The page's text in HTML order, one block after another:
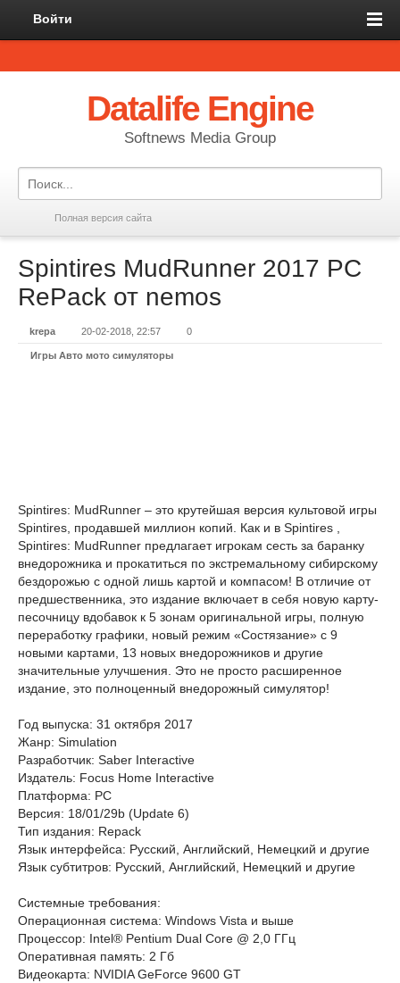
Войти
Datalife Engine
Softnews Media Group
Полная версия сайта
Spintires MudRunner 2017 PC
RePack от nemos
krepa 20-02-2018, 22:57 0
Игры Авто мото симуляторы
Spintires: MudRunner – это крутейшая версия культовой игры
Spintires, продавшей миллион копий. Как и в Spintires ,
Spintires: MudRunner предлагает игрокам сесть за баранку
внедорожника и прокатиться по экстремальному сибирскому
бездорожью с одной лишь картой и компасом! В отличие от
предшественника, это издание включает в себя новую карту-
песочницу вдобавок к 5 зонам оригинальной игры, полную
переработку графики, новый режим «Состязание» с 9
новыми картами, 13 новых внедорожников и другие
значительные улучшения. Это не просто расширенное
издание, это полноценный внедорожный симулятор!
Год выпуска: 31 октября 2017
Жанр: Simulation
Разработчик: Saber Interactive
Издатель: Focus Home Interactive
Платформа: РС
Версия: 18/01/29b (Update 6)
Тип издания: Repack
Язык интерфейса: Русский, Английский, Немецкий и другие
Язык субтитров: Русский, Английский, Немецкий и другие
Системные требования:
Операционная система: Windows Vista и выше
Процессор: Intel® Pentium Dual Core @ 2,0 ГГц
Оперативная память: 2 Гб
Видеокарта: NVIDIA GeForce 9600 GT